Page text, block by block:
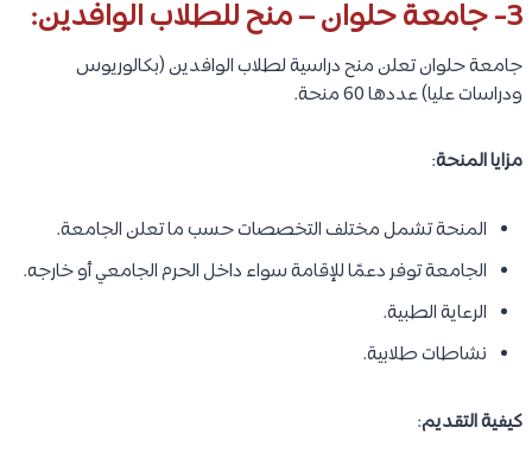
3- جامعة حلوان – منح للطلاب الوافدين:
جامعة حلوان تعلن منح دراسية لطلاب الوافدين (بكالوريوس
ودراسات عليا) عددها 60 منحة.
مزايا المنحة:
المنحة تشمل مختلف التخصصات حسب ما تعلن الجامعة.
الجامعة توفر دعمًا للإقامة سواء داخل الحرم الجامعي أو خارجه.
الرعاية الطبية.
نشاطات طلابية.
كيفية التقديم: